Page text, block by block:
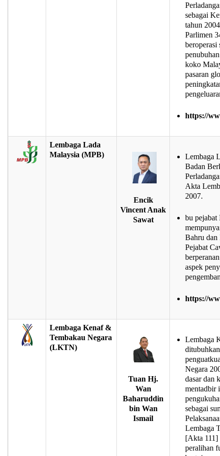
sebagai
tahun
Parlimen
koko
pasaran
https://
Lembaga Lada
Malaysia (MPB)
Encik
Vincent Anak
Sawat
Lembaga
Badan
Akta
2007.
bu
Bahru dan
Pejabat
aspek
https://
Lembaga Kenaf &
Tembakau Negara
(LKTN)
Tuan Hj.
Wan
Baharuddin
bin Wan
Ismail
Lembaga
Negara
dasar dan
mentadbir
sebagai
Lembaga
[Akta 111]
peralihan